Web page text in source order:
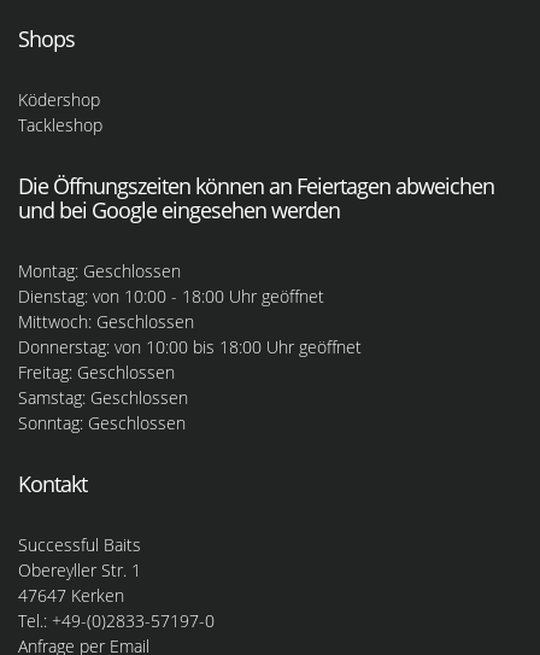
Shops
Ködershop
Tackleshop
Die Öffnungszeiten können an Feiertagen abweichen
und bei Google eingesehen werden
Montag: Geschlossen
Dienstag: von 10:00 - 18:00 Uhr geöffnet
Mittwoch: Geschlossen
Donnerstag: von 10:00 bis 18:00 Uhr geöffnet
Freitag: Geschlossen
Samstag: Geschlossen
Sonntag: Geschlossen
Kontakt
Successful Baits
Obereyller Str. 1
47647 Kerken
Tel.: +49-(0)2833-57197-0
Anfrage per Email